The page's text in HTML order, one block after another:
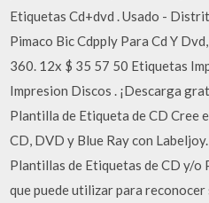
Etiquetas Cd+dvd . Usado -
Pimaco Bic Cdpply Para Cd Y
360. 12x $ 35 57 50 Etiquetas
Impresion Discos . ¡Descarga
Plantilla de Etiqueta de CD Cree
CD, DVD y Blue Ray con
Plantillas de Etiquetas de CD y/
que puede utilizar para reconocer